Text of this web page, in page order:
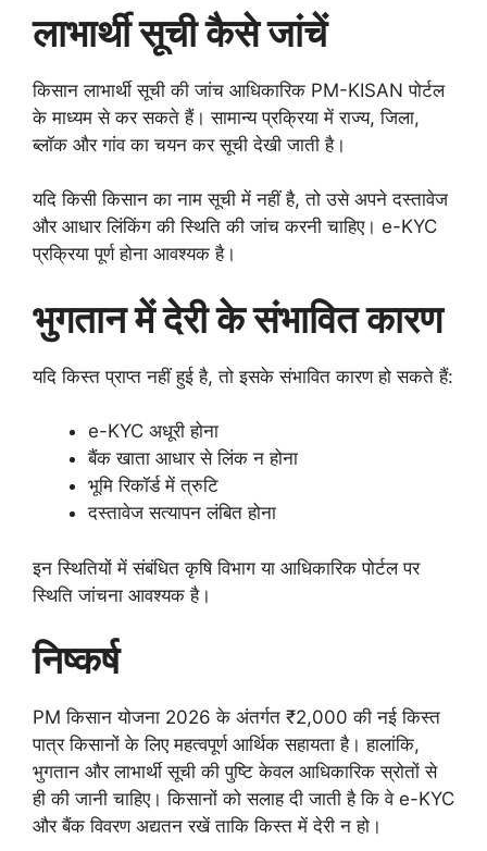
लाभार्थी सूची कैसे जांचें
किसान लाभार्थी सूची की जांच आधिकारिक PM-KISAN पोर्टल
के माध्यम से कर सकते हैं। सामान्य प्रक्रिया में राज्य, जिला,
ब्लॉक और गांव का चयन कर सूची देखी जाती है।
यदि किसी किसान का नाम सूची में नहीं है, तो उसे अपने दस्तावेज
और आधार लिंकिंग की स्थिति की जांच करनी चाहिए। e-KYC
प्रक्रिया पूर्ण होना आवश्यक है।
भुगतान में देरी के संभावित कारण
यदि किस्त प्राप्त नहीं हुई है, तो इसके संभावित कारण हो सकते हैं:
e-KYC अधूरी होना
बैंक खाता आधार से लिंक न होना
भूमि रिकॉर्ड में त्रुटि
दस्तावेज सत्यापन लंबित होना
इन स्थितियों में संबंधित कृषि विभाग या आधिकारिक पोर्टल पर
स्थिति जांचना आवश्यक है।
निष्कर्ष
PM किसान योजना 2026 के अंतर्गत ₹2,000 की नई किस्त
पात्र किसानों के लिए महत्वपूर्ण आर्थिक सहायता है। हालांकि,
भुगतान और लाभार्थी सूची की पुष्टि केवल आधिकारिक स्रोतों से
ही की जानी चाहिए। किसानों को सलाह दी जाती है कि वे e-KYC
और बैंक विवरण अद्यतन रखें ताकि किस्त में देरी न हो।